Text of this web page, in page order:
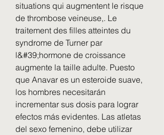
situations qui augmentent le risque
de thrombose veineuse,. Le
traitement des filles atteintes du
syndrome de Turner par
l&#39;hormone de croissance
augmente la taille adulte. Puesto
que Anavar es un esteroide suave,
los hombres necesitarán
incrementar sus dosis para lograr
efectos más evidentes. Las atletas
del sexo femenino, debe utilizar